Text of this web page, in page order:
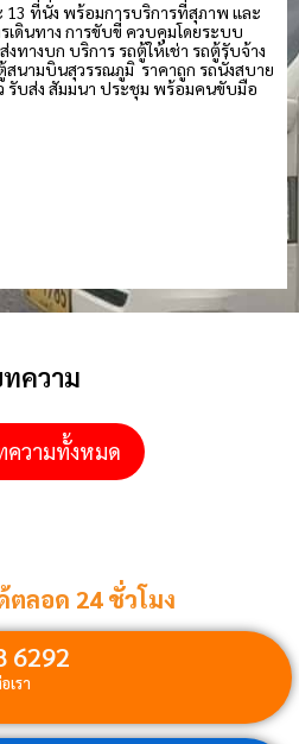
13 ที่นั่ง พร้อมการบริการที่สุภาพ และ
เดินทาง การขับขี่ ควบคุมโดยระบบ
งทางบก บริการ รถตู้ให้เช่า รถตู้รับจ้าง
สนามบินสุวรรณภูมิ ราคาถูก รถนั่งสบาย
รับส่ง สัมมนา ประชุม พร้อมคนขับมือ
ความ
ความทั้งหมด
ตลอด 24 ชั่วโมง
6292
เรา